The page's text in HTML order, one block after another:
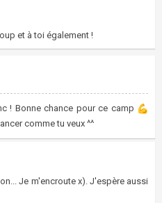
et à toi également !
! Bonne chance pour ce camp
comme tu veux ^^
Je m'encroute x). J'espère aussi